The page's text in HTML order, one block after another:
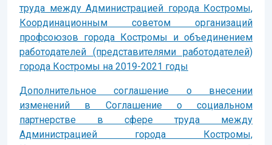
труда между Администрацией города Костромы,
Координационным советом организаций
профсоюзов города Костромы и объединением
работодателей (представителями работодателей)
города Костромы на 2019-2021 годы
Дополнительное соглашение о внесении
изменений в Соглашение о социальном
партнерстве в сфере труда между
Администрацией города Костромы,